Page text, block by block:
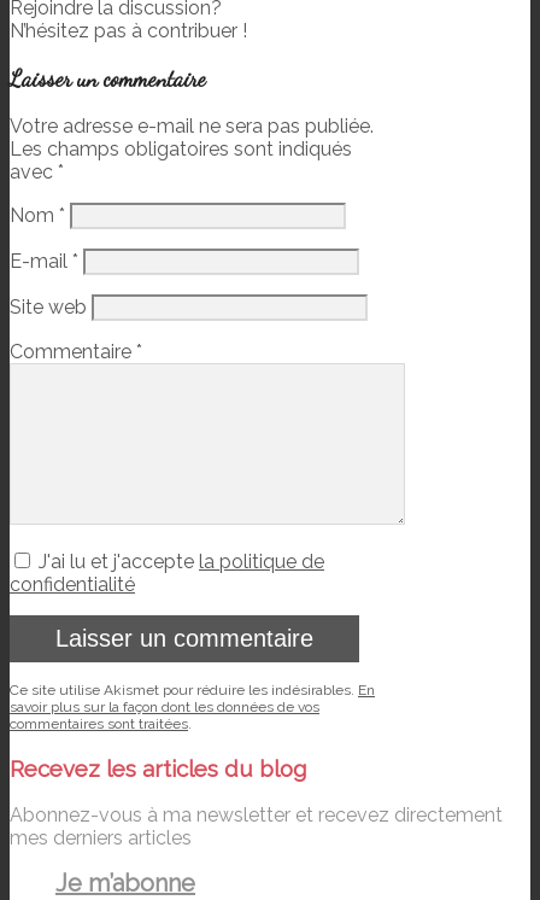
Rejoindre la discussion?
N’hésitez pas à contribuer !
Laisser un commentaire
Votre adresse e-mail ne sera pas publiée.
Les champs obligatoires sont indiqués
avec *
Nom *
E-mail *
Site web
Commentaire *
J'ai lu et j'accepte la politique de
confidentialité
Ce site utilise Akismet pour réduire les indésirables. En
savoir plus sur la façon dont les données de vos
commentaires sont traitées.
Recevez les articles du blog
Abonnez-vous à ma newsletter et recevez directement
mes derniers articles
Je m’abonne